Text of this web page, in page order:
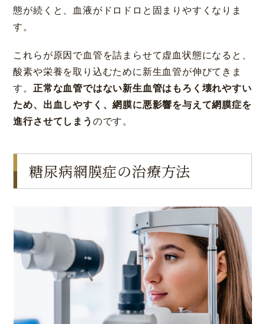
態が続くと、血液がドロドロと固まりやすくなりま
す。
これらが原因で血管を詰まらせて虚血状態になると、
酸素や栄養を取り込むために新生血管が伸びてきま
す。 正常な血管ではない新生血管はもろく壊れやすい
ため、出血しやすく、網膜に悪影響を与えて網膜症を
進行させてしまう のです。
糖尿病網膜症の治療方法